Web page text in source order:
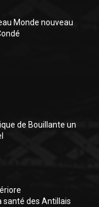
Monde nouveau
de Bouillante un
santé des Antillais